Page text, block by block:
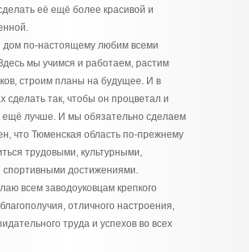
её ещё более красивой и
по-настоящему любим всеми
мы учимся и работаем, растим
строим планы на будущее. И в
сделать так, чтобы он процветал и
ещё лучше. И мы обязательно сделаем
что Тюменская область по-прежнему
трудовыми, культурными,
достижениями.
всем заводоуковцам крепкого
отличного настроения,
труда и успехов во всех